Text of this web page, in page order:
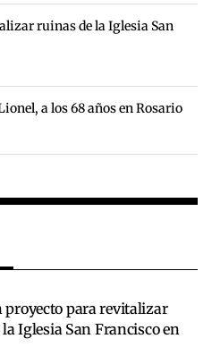
ruinas de la Iglesia San
a los 68 años en Rosario
proyecto para revitalizar
Iglesia San Francisco en